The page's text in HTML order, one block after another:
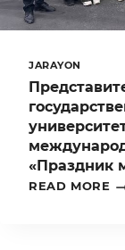
JARAYON
«Праздник
READ MORE